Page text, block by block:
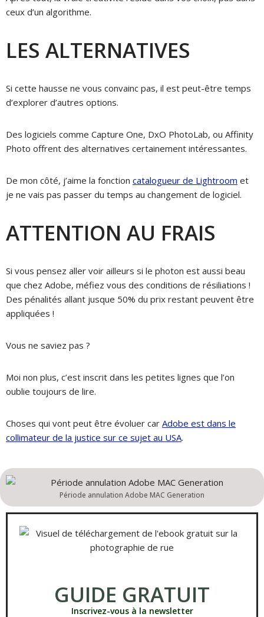
ceux d’un algorithme.
LES ALTERNATIVES
Si cette hausse ne vous convainc pas, il est peut-être temps
d’explorer d’autres options.
Des logiciels comme Capture One, DxO PhotoLab, ou Affinity
Photo offrent des alternatives certainement intéressantes.
De mon côté, j’aime la fonction catalogueur de Lightroom et
je ne vais pas passer du temps au changement de logiciel.
ATTENTION AU FRAIS
Si vous pensez aller voir ailleurs si le photon est aussi beau
que chez Adobe, méfiez vous des conditions de résiliations !
Des pénalités allant jusque 50% du prix restant peuvent être
appliquées !
Vous ne saviez pas ?
Moi non plus, c’est inscrit dans les petites lignes que l’on
oublie toujours de lire.
Choses qui vont peut être évoluer car Adobe est dans le
collimateur de la justice sur ce sujet au USA.
Période annulation Adobe MAC Generation
GUIDE GRATUIT
Inscrivez-vous à la newsletter